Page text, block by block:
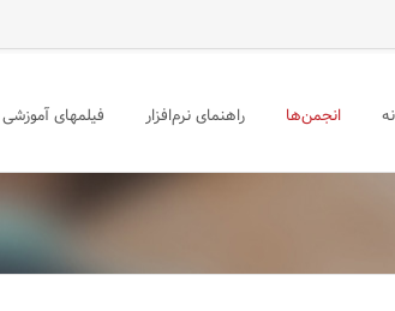
انجمن‌ها راهنمای نرم‌افزار فیلمهای آموزشی